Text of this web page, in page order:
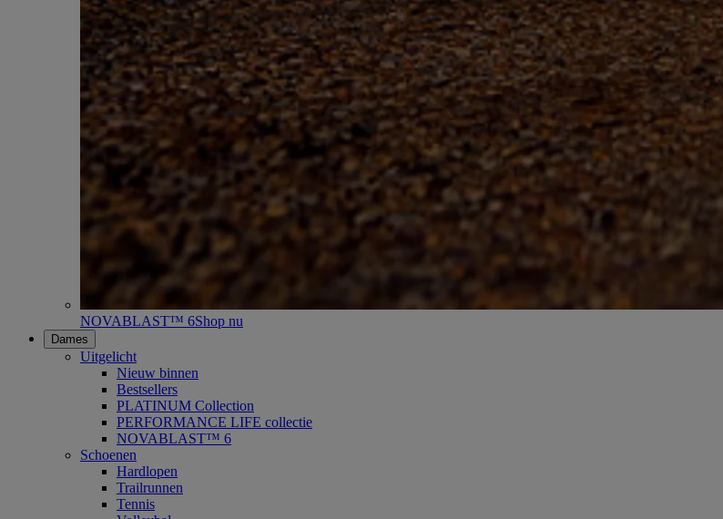
NOVABLAST™ 6Shop nu
Dames
Uitgelicht
Nieuw binnen
Bestsellers
PLATINUM Collection
PERFORMANCE LIFE collectie
NOVABLAST™ 6
Schoenen
Hardlopen
Trailrunnen
Tennis